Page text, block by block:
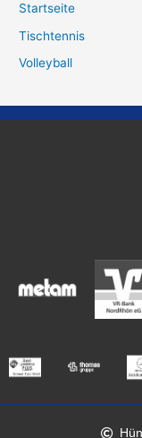
Startseite
Tischtennis
Volleyball